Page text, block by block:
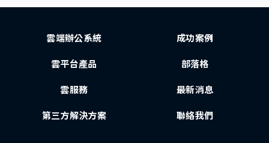
雲端辦公系統
雲平台產品
雲服務
第三方解決方案
成功案例
部落格
最新消息
聯絡我們